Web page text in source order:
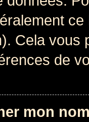
ce
Cela vous
de
mon